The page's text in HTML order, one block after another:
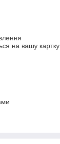
на вашу картку